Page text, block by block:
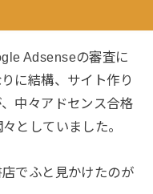
Adsenseの審査に
に結構、サイト作り
中々アドセンス合格
としていました。
でふと見かけたのが